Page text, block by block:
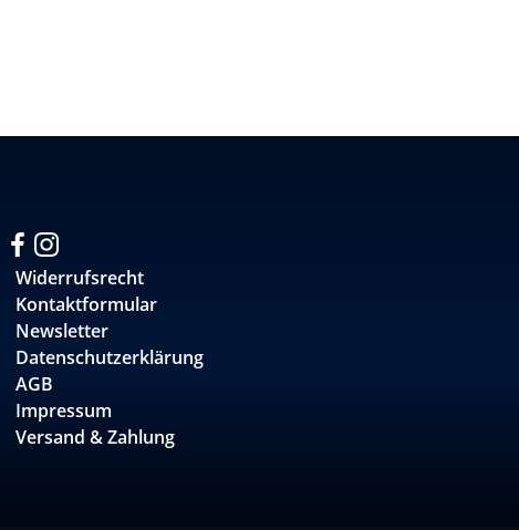
Widerrufsrecht
Kontaktformular
Newsletter
Datenschutzerklärung
AGB
Impressum
Versand & Zahlung